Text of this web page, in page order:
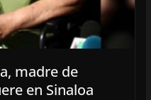
madre de
en Sinaloa